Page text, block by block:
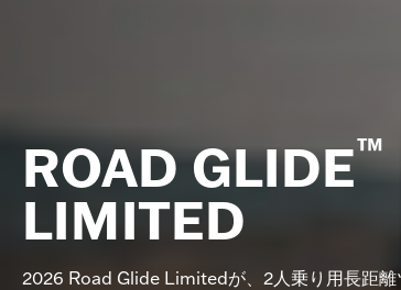
ROAD GLIDE™
LIMITED
2026 Road Glide Limitedが、2人乗り用長距離